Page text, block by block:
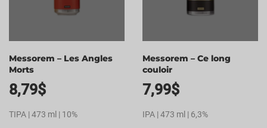
Messorem – Les Angles
Morts
8,79$
TIPA | 473 ml | 10%
Messorem – Ce long
couloir
7,99$
IPA | 473 ml | 6,3%